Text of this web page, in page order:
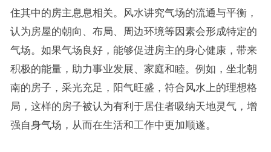
住其中的房主息息相关。风水讲究气场的流通与平衡，
认为房屋的朝向、布局、周边环境等因素会形成特定的
气场。如果气场良好，能够促进房主的身心健康，带来
积极的能量，助力事业发展、家庭和睦。例如，坐北朝
南的房子，采光充足，阳气旺盛，符合风水上的理想格
局，这样的房子被认为有利于居住者吸纳天地灵气，增
强自身气场，从而在生活和工作中更加顺遂。